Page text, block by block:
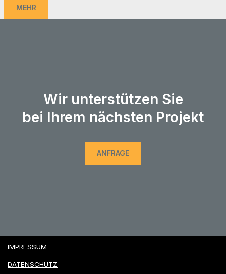
MEHR
Wir unterstützen Sie
bei Ihrem nächsten Projekt
ANFRAGE
IMPRESSUM
DATENSCHUTZ